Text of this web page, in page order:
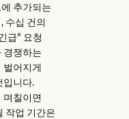
추가되는
수십 건의
급" 요청
경쟁하는
벌어지게
입니다.
며칠이면
작업 기간은